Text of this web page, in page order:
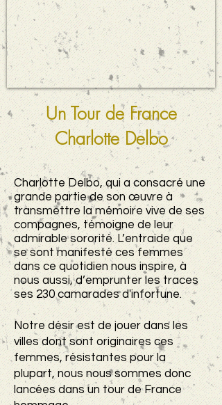
Un Tour de France
Charlotte Delbo
Charlotte Delbo, qui a consacré une
grande partie de son œuvre à
transmettre la mémoire vive de ses
compagnes, témoigne de leur
admirable sororité. L’entraide que
se sont manifesté ces femmes
dans ce quotidien nous inspire, à
nous aussi, d’emprunter les traces
ses 230 camarades d'infortune.
Notre désir est de jouer dans les
villes dont sont originaires ces
femmes, résistantes pour la
plupart, nous nous sommes donc
lancées dans un tour de France